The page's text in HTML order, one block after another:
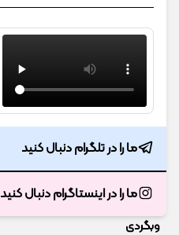
ما را در تلگرام دنبال کنید
ما را در اینستاگرام دنبال کنید
وبگردی